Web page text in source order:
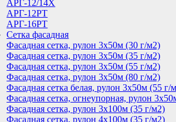
АРГ-12/14Х
АРГ-12РТ
АРГ-16РТ
Сетка фасадная
Фасадная сетка, рулон 3х50м (30 г/м2)
Фасадная сетка, рулон 3х50м (35 г/м2)
Фасадная сетка, рулон 3х50м (55 г/м2)
Фасадная сетка, рулон 3х50м (80 г/м2)
Фасадная сетка белая, рулон 3х50м (55 г/
Фасадная сетка, огнеупорная, рулон
Фасадная сетка, рулон 3х100м (35 г/м2)
Фасадная сетка, рулон 4х100м (35 г/м2)